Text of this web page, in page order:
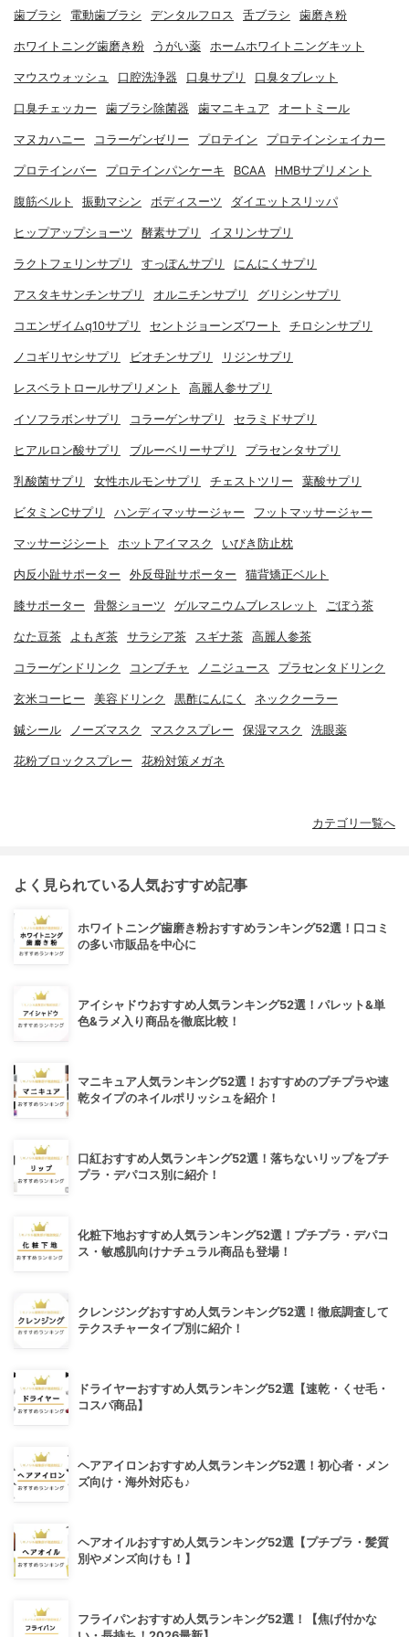
歯ブラシ 電動歯ブラシ デンタルフロス 舌ブラシ 歯磨き粉
ホワイトニング歯磨き粉 うがい薬 ホームホワイトニングキット
マウスウォッシュ 口腔洗浄器 口臭サプリ 口臭タブレット
口臭チェッカー 歯ブラシ除菌器 歯マニキュア オートミール
マヌカハニー コラーゲンゼリー プロテイン プロテインシェイカー
プロテインバー プロテインパンケーキ BCAA HMBサプリメント
腹筋ベルト 振動マシン ボディスーツ ダイエットスリッパ
ヒップアップショーツ 酵素サプリ イヌリンサプリ
ラクトフェリンサプリ すっぽんサプリ にんにくサプリ
アスタキサンチンサプリ オルニチンサプリ グリシンサプリ
コエンザイムq10サプリ セントジョーンズワート チロシンサプリ
ノコギリヤシサプリ ビオチンサプリ リジンサプリ
レスベラトロールサプリメント 高麗人参サプリ
イソフラボンサプリ コラーゲンサプリ セラミドサプリ
ヒアルロン酸サプリ ブルーベリーサプリ プラセンタサプリ
乳酸菌サプリ 女性ホルモンサプリ チェストツリー 葉酸サプリ
ビタミンCサプリ ハンディマッサージャー フットマッサージャー
マッサージシート ホットアイマスク いびき防止枕
内反小趾サポーター 外反母趾サポーター 猫背矯正ベルト
膝サポーター 骨盤ショーツ ゲルマニウムブレスレット ごぼう茶
なた豆茶 よもぎ茶 サラシア茶 スギナ茶 高麗人参茶
コラーゲンドリンク コンブチャ ノニジュース プラセンタドリンク
玄米コーヒー 美容ドリンク 黒酢にんにく ネッククーラー
鍼シール ノーズマスク マスクスプレー 保湿マスク 洗眼薬
花粉ブロックスプレー 花粉対策メガネ
カテゴリ一覧へ
よく見られている人気おすすめ記事
ホワイトニング歯磨き粉おすすめランキング52選！口コミ
の多い市販品を中心に
アイシャドウおすすめ人気ランキング52選！パレット&単
色&ラメ入り商品を徹底比較！
マニキュア人気ランキング52選！おすすめのプチプラや速
乾タイプのネイルポリッシュを紹介！
口紅おすすめ人気ランキング52選！落ちないリップをプチ
プラ・デパコス別に紹介！
化粧下地おすすめ人気ランキング52選！プチプラ・デパコ
ス・敏感肌向けナチュラル商品も登場！
クレンジングおすすめ人気ランキング52選！徹底調査して
テクスチャータイプ別に紹介！
ドライヤーおすすめ人気ランキング52選【速乾・くせ毛・
コスパ商品】
ヘアアイロンおすすめ人気ランキング52選！初心者・メン
ズ向け・海外対応も♪
ヘアオイルおすすめ人気ランキング52選【プチプラ・髪質
別やメンズ向けも！】
フライパンおすすめ人気ランキング52選！【焦げ付かな